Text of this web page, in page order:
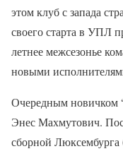
этом клуб с запада
своего старта в УПЛ
летнее межсезонье
новыми
Очередным новичком
Энес Махмутович.
сборной